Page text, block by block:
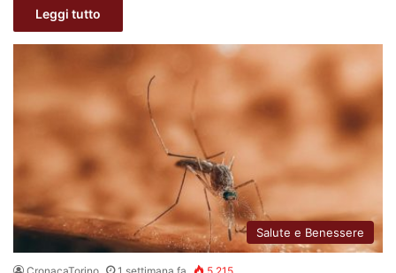
Leggi tutto
Salute e Benessere